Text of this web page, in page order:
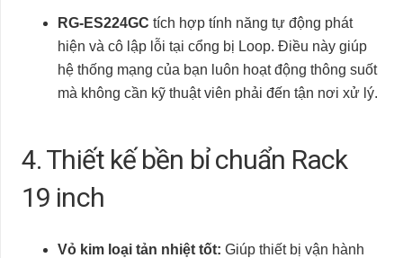
RG-ES224GC tích hợp tính năng tự động phát
hiện và cô lập lỗi tại cổng bị Loop. Điều này giúp
hệ thống mạng của bạn luôn hoạt động thông suốt
mà không cần kỹ thuật viên phải đến tận nơi xử lý.
4. Thiết kế bền bỉ chuẩn Rack
19 inch
Vỏ kim loại tản nhiệt tốt: Giúp thiết bị vận hành